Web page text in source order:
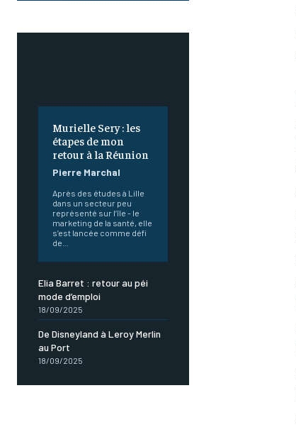
Murielle Sery : les
étapes de mon
retour à la Réunion
Pierre Marchal
Après des études à Lille
dans un secteur peu
représenté sur l’île - le
marketing de la santé, elle
s’est lancée comme défi
de...
Elia Barret : retour au péi
mode d’emploi
18/09/2025
De Disneyland à Leroy Merlin
au Port
18/09/2025